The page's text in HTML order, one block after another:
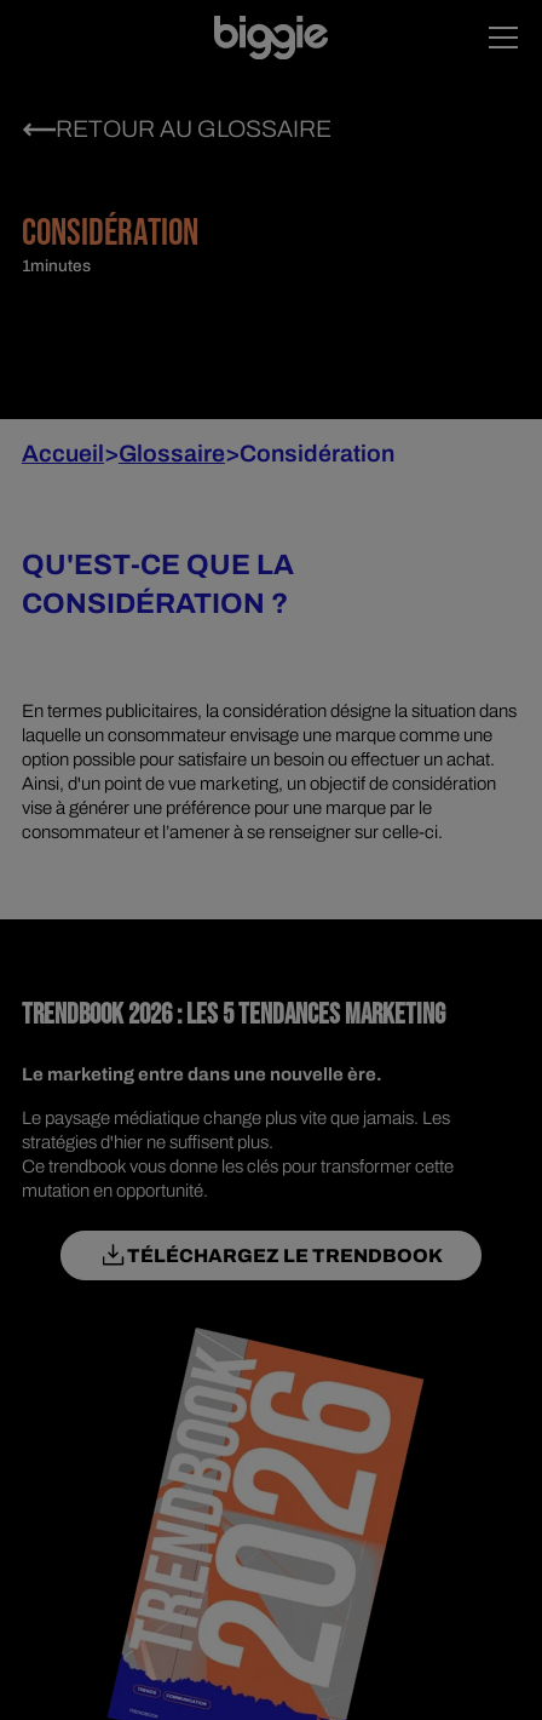
RETOUR AU GLOSSAIRE
CONSIDÉRATION
1minutes
Accueil >Glossaire>Considération
QU'EST-CE QUE LA
CONSIDÉRATION ?
En termes publicitaires, la considération désigne la situation dans
laquelle un consommateur envisage une marque comme une
option possible pour satisfaire un besoin ou effectuer un achat.
Ainsi, d'un point de vue marketing, un objectif de considération
vise à générer une préférence pour une marque par le
consommateur et l’amener à se renseigner sur celle-ci.
TRENDBOOK 2026 : LES 5 TENDANCES MARKETING
Le marketing entre dans une nouvelle ère.
Le paysage médiatique change plus vite que jamais. Les
stratégies d'hier ne suffisent plus.
Ce trendbook vous donne les clés pour transformer cette
mutation en opportunité.
TÉLÉCHARGEZ LE TRENDBOOK